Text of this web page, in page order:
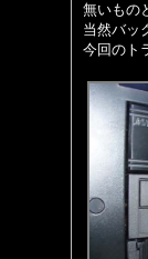
無いもの
当然バッ
今回のト